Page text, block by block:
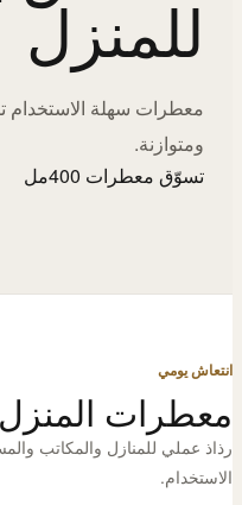
للمنزل
معطرات سهلة الاستخدام
ومتوازنة.
تسوّق معطرات 400مل
انتعاش يومي
معطرات المنزل 400مل
رذاذ عملي للمنازل والمكاتب
الاستخدام.